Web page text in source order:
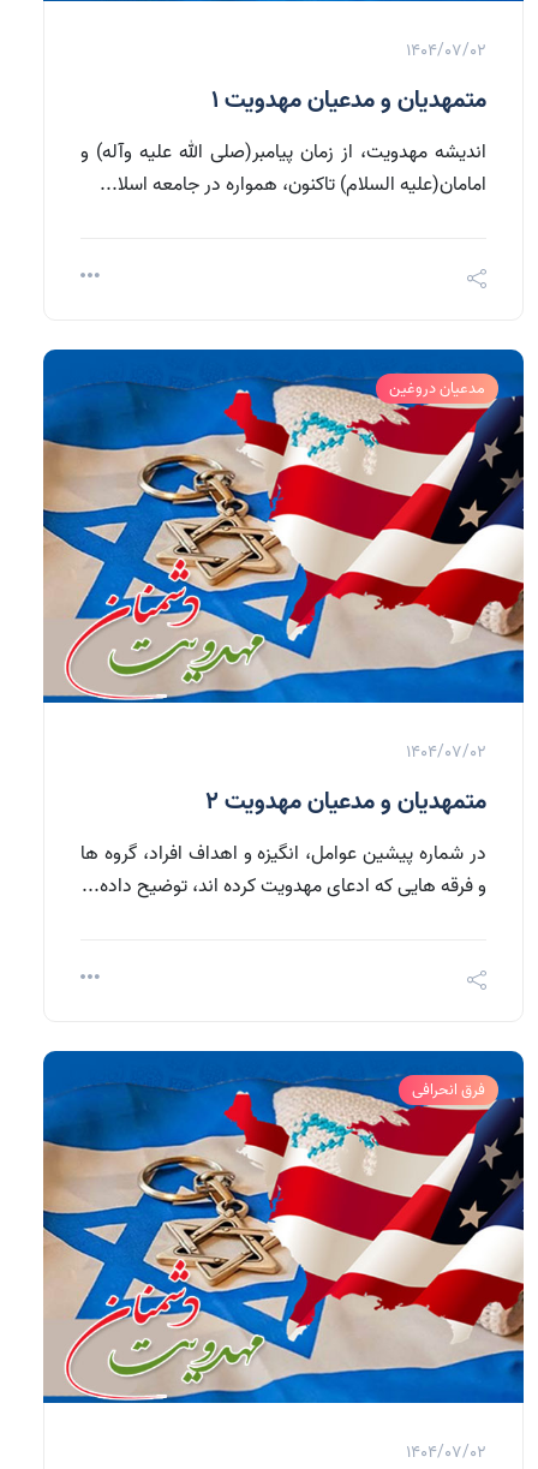
1404/07/02
متمهدیان و مدعیان مهدویت 1
اندیشه مهدویت، از زمان پیامبر(صلی الله علیه وآله) و
امامان(علیه السلام) تاکنون، همواره در جامعه اسلا...
مدعیان دروغین
1404/07/02
متمهدیان و مدعیان مهدویت 2
در شماره پیشین عوامل، انگیزه و اهداف افراد، گروه ها
و فرقه هایی که ادعای مهدویت کرده اند، توضیح داده...
فرق انحرافی
1404/07/02